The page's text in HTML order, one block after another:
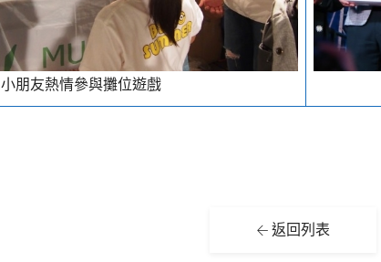
小朋友熱情參與攤位遊戲
返回列表